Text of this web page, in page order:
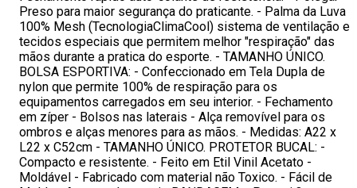
Preso para maior segurança do praticante. - Palma da Luva
100% Mesh (TecnologiaClimaCool) sistema de ventilação e
tecidos especiais que permitem melhor "respiração" das
mãos durante a pratica do esporte. - TAMANHO ÚNICO.
BOLSA ESPORTIVA: - Confeccionado em Tela Dupla de
nylon que permite 100% de respiração para os
equipamentos carregados em seu interior. - Fechamento
em zíper - Bolsos nas laterais - Alça removível para os
ombros e alças menores para as mãos. - Medidas: A22 x
L22 x C52cm - TAMANHO ÚNICO. PROTETOR BUCAL: -
Compacto e resistente. - Feito em Etil Vinil Acetato -
Moldável - Fabricado com material não Toxico. - Fácil de